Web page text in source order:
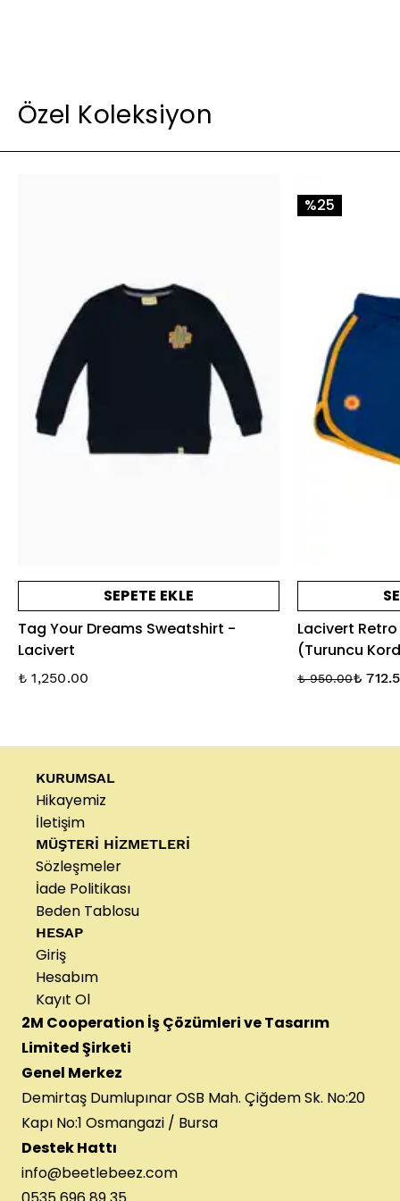
Özel Koleksiyon
SEPETE EKLE
Tag Your Dreams Sweatshirt -
Lacivert
₺ 1,250.00
%25
Lacivert
(Turuncu
₺ 950.00₺
KURUMSAL
Hikayemiz
İletişim
MÜŞTERİ HİZMETLERİ
Sözleşmeler
İade Politikası
Beden Tablosu
HESAP
Giriş
Hesabım
Kayıt Ol
2M Cooperation İş Çözümleri ve Tasarım
Limited Şirketi
Genel Merkez
Demirtaş Dumlupınar OSB Mah. Çiğdem Sk. No:20
Kapı No:1 Osmangazi / Bursa
Destek Hattı
info@beetlebeez.com